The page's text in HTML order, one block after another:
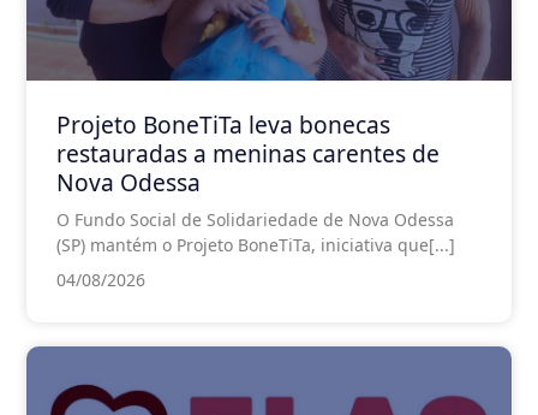
Projeto BoneTiTa leva bonecas
restauradas a meninas carentes de
Nova Odessa
O Fundo Social de Solidariedade de Nova Odessa
(SP) mantém o Projeto BoneTiTa, iniciativa que[...]
04/08/2026